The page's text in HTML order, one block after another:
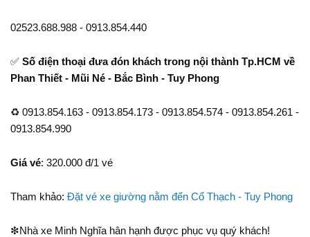
02523.688.988 - 0913.854.440
✅ Số điện thoại đưa đón khách trong nội thành Tp.HCM về
Phan Thiết - Mũi Né - Bắc Bình - Tuy Phong
♻ 0913.854.163 - 0913.854.173 - 0913.854.574 - 0913.854.261 -
0913.854.990
Giá vé: 320.000 đ/1 vé
Tham khảo: Đặt vé xe giường nằm đến Cổ Thạch - Tuy Phong
❇Nhà xe Minh Nghĩa hân hạnh được phục vụ quý khách!